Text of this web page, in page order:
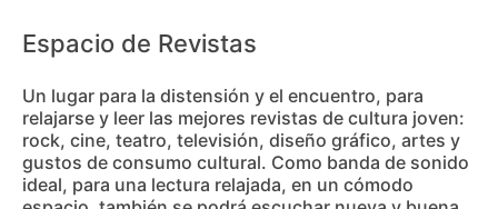
Espacio de Revistas
Un lugar para la distensión y el encuentro, para
relajarse y leer las mejores revistas de cultura joven:
rock, cine, teatro, televisión, diseño gráfico, artes y
gustos de consumo cultural. Como banda de sonido
ideal, para una lectura relajada, en un cómodo